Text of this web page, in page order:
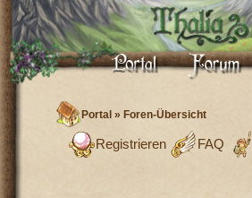
Portal »Foren-Übersicht
FAQ
Registrieren